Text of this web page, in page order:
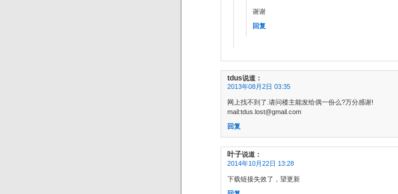
谢谢
回复
tdus说道：
2013年08月2日 03:35
网上找不到了.请问楼主能发给偶一份么?万分感谢!
mail:tdus.lost@gmail.com
回复
叶子说道：
2014年10月22日 13:28
下载链接失效了，望更新